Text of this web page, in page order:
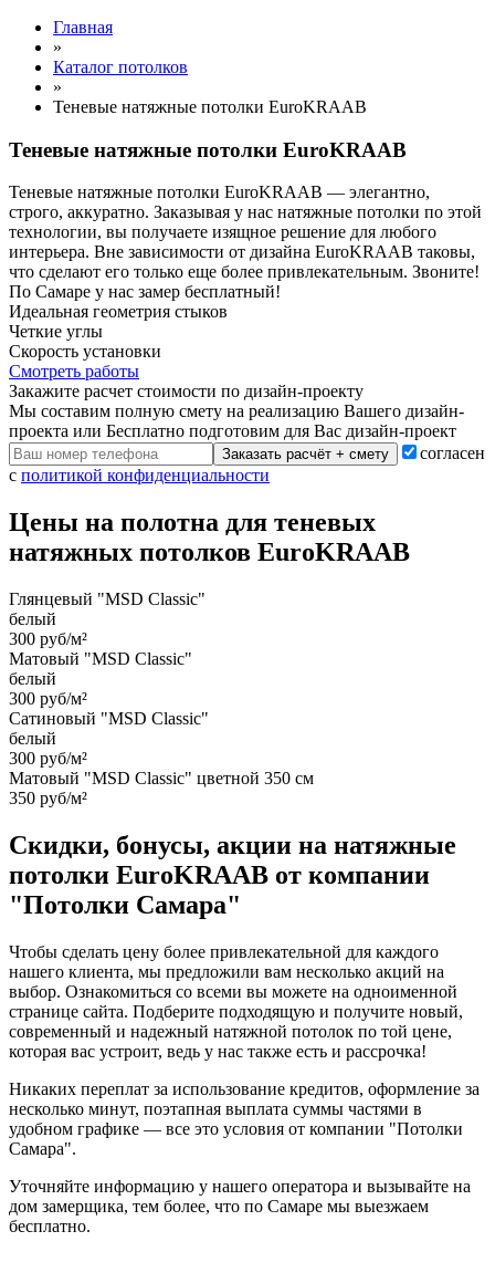
Главная
»
Каталог потолков
»
Теневые натяжные потолки EuroKRAAB
Теневые натяжные потолки EuroKRAAB
Теневые натяжные потолки EuroKRAAB — элегантно,
строго, аккуратно. Заказывая у нас натяжные потолки по этой
технологии, вы получаете изящное решение для любого
интерьера. Вне зависимости от дизайна EuroKRAAB таковы,
что сделают его только еще более привлекательным. Звоните!
По Самаре у нас замер бесплатный!
Идеальная геометрия стыков
Четкие углы
Скорость установки
Смотреть работы
Закажите расчет cтоимости по дизайн-проекту
Мы составим полную смету на реализацию Вашего дизайн-
проекта или Бесплатно подготовим для Вас дизайн-проект
Заказать расчёт + смету
согласен
с политикой конфиденциальности
Цены на полотна для теневых
натяжных потолков EuroKRAAB
Глянцевый "MSD Classic"
белый
300 руб/м²
Матовый "MSD Classic"
белый
300 руб/м²
Сатиновый "MSD Classic"
белый
300 руб/м²
Матовый "MSD Classic" цветной 350 см
350 руб/м²
Скидки, бонусы, акции на натяжные
потолки EuroKRAAB от компании
"Потолки Самара"
Чтобы сделать цену более привлекательной для каждого
нашего клиента, мы предложили вам несколько акций на
выбор. Ознакомиться со всеми вы можете на одноименной
странице сайта. Подберите подходящую и получите новый,
современный и надежный натяжной потолок по той цене,
которая вас устроит, ведь у нас также есть и рассрочка!
Никаких переплат за использование кредитов, оформление за
несколько минут, поэтапная выплата суммы частями в
удобном графике — все это условия от компании "Потолки
Самара".
Уточняйте информацию у нашего оператора и вызывайте на
дом замерщика, тем более, что по Самаре мы выезжаем
бесплатно.